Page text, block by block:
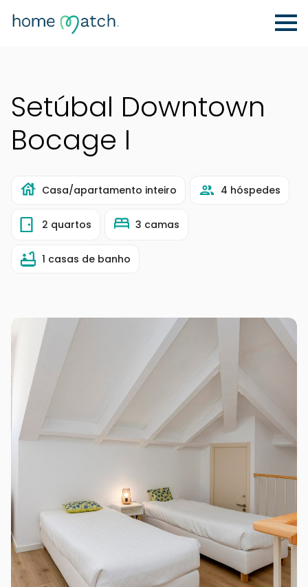
Setúbal Downtown
Bocage I
Casa/apartamento inteiro 4 hóspedes
2 quartos 3 camas
1 casas de banho